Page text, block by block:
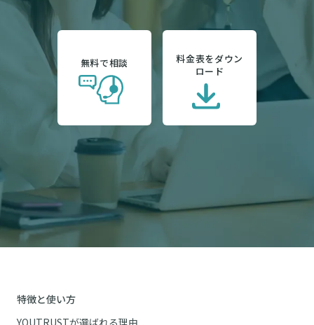
無料で相談
料金表をダウン
ロード
特徴と使い方